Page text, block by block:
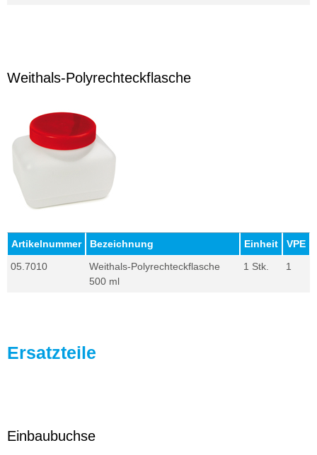
Weithals-Polyrechteckflasche
Artikelnummer Bezeichnung Einheit
VPE
05.7010
Weithals-Polyrechteckflasche
500 ml
1 Stk. 1
Ersatzteile
Einbaubuchse